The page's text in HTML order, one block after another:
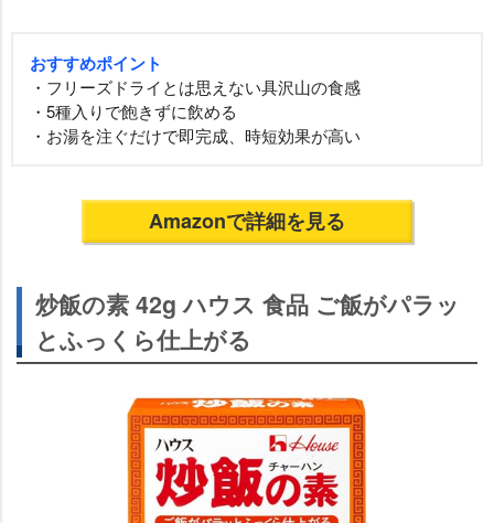
おすすめポイント
・フリーズドライとは思えない具沢山の食感
・5種入りで飽きずに飲める
・お湯を注ぐだけで即完成、時短効果が高い
Amazonで詳細を見る
炒飯の素 42g ハウス 食品 ご飯がパラッ
とふっくら仕上がる